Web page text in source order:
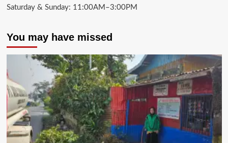
Saturday & Sunday: 11:00AM–3:00PM
You may have missed